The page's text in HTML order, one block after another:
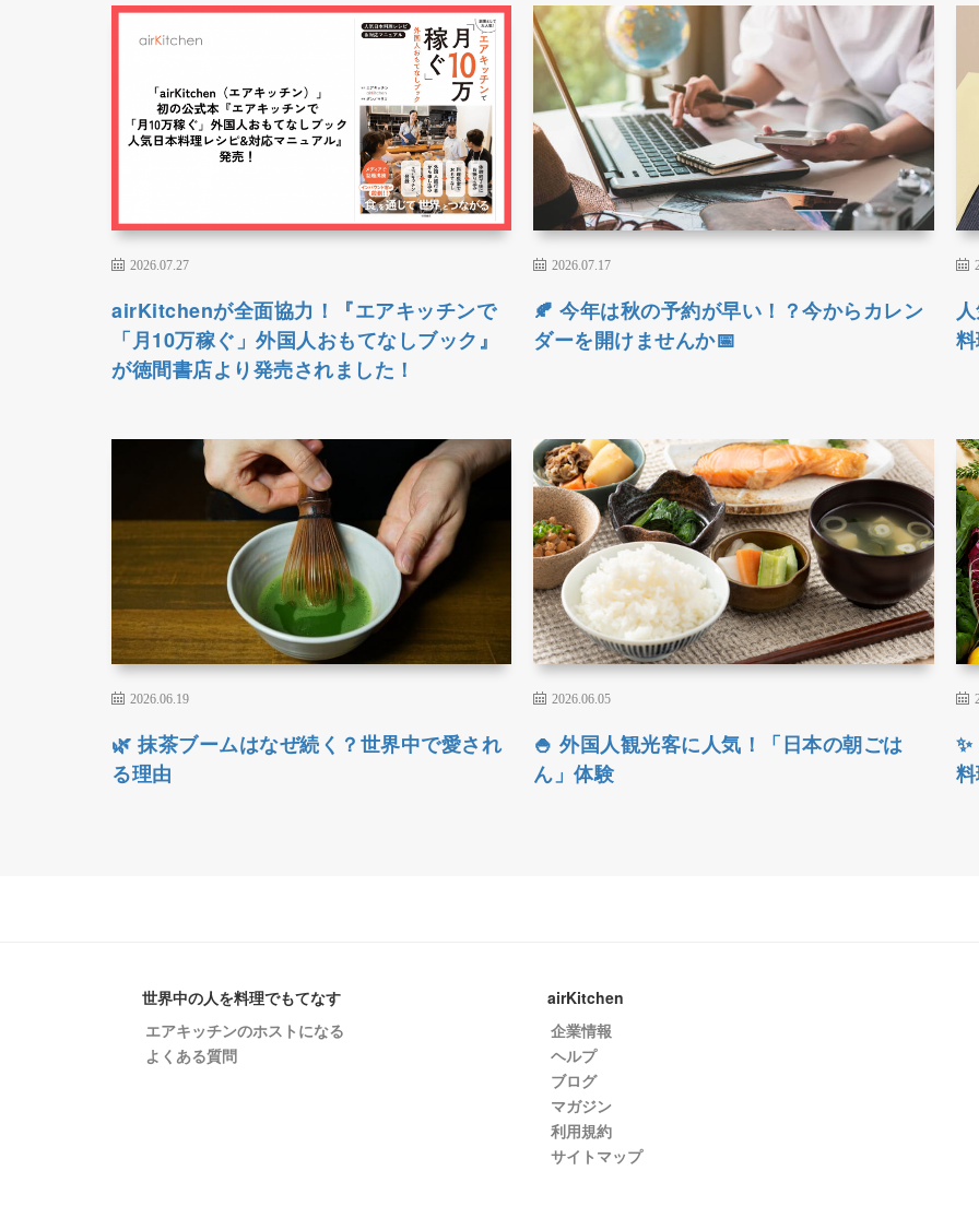
2026.07.27
airKitchenが全面協力！『エアキッチンで
「月10万稼ぐ」外国人おもてなしブック』
が徳間書店より発売されました！
2026.07.17
🍂 今年は秋の予約が早い！？今からカレン
ダーを開けませんか📅
2026.06.19
🌿 抹茶ブームはなぜ続く？世界中で愛され
る理由
2026.06.05
🍚 外国人観光客に人気！「日本の朝ごは
ん」体験
世界中の人を料理でもてなす
エアキッチンのホストになる
よくある質問
airKitchen
企業情報
ヘルプ
ブログ
マガジン
利用規約
サイトマップ